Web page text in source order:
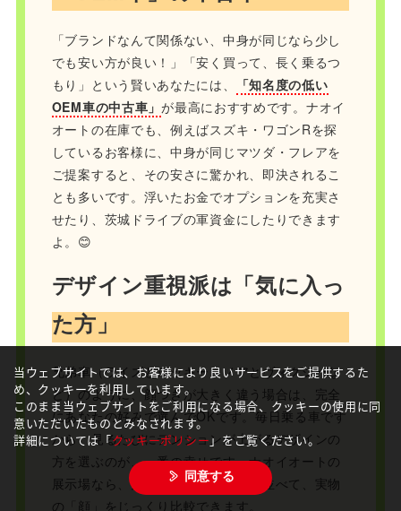
「ブランドなんて関係ない、中身が同じなら少し
でも安い方が良い！」「安く買って、長く乗るつ
もり」という賢いあなたには、
「知名度の低い
OEM車の中古車」が最高におすすめです。ナオイ
オートの在庫でも、例えばスズキ・ワゴンRを探
しているお客様に、中身が同じマツダ・フレアを
ご提案すると、その安さに驚かれ、即決されるこ
とも多いです。浮いたお金でオプションを充実さ
せたり、茨城ドライブの軍資金にしたりできます
よ。😊
デザイン重視派は「気に入っ
た方」
兄弟車（ライズとロッキー、ノアとヴォクシーな
ど）のように、顔つきが大きく違う場合は、完全
にあなたの好みで選んでOKです。毎日乗る車です
から、見るたびにテンションが上がるデザインの
方を選ぶのが、一番の幸せです。ナオイオートの
展示場なら、兄弟車を隣り合わせに並べて、実物
の「顔」をじっくり比較できます。
当ウェブサイトでは、お客様により良いサービスをご提供するた
め、クッキーを利用しています。
このまま当ウェブサイトをご利用になる場合、クッキーの使用に同
意いただいたものとみなされます。
詳細については「クッキーポリシー 」をご覧ください。
同意する